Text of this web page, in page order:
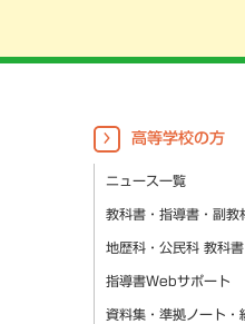
高等学校の方
ニュース一覧
教科書・指導書・副教
地歴科・公民科 教科書
指導書Webサポート
資料集・準拠ノート・